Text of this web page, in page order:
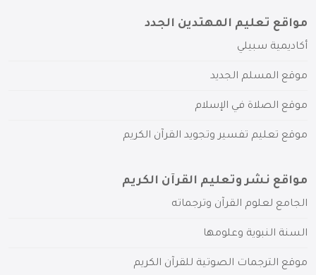
مواقع تعليم المهتدين الجدد
أكاديمية سبيلي
موقع المسلم الجديد
موقع الصلاة في الإسلام
موقع تعليم تفسير وتجويد القرآن الكريم
مواقع نشر وتعليم القرآن الكريم
الجامع لعلوم القرآن وترجماته
السنة النبوية وعلومها
موقع الترجمات الصوتية للقرآن الكريم